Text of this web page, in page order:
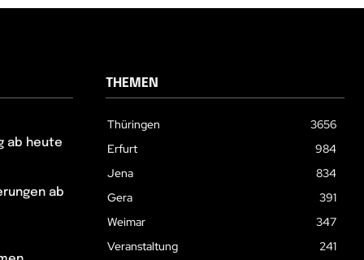
ab heute
ab
THEMEN
Thüringen
3656
Erfurt
984
Jena
834
Gera
391
Weimar
347
Veranstaltung
241